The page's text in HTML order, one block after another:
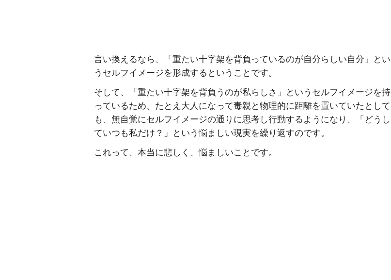
言い換えるなら、「重たい十字架を背負っているのが自分らしい自分」とい
うセルフイメージを形成するということです。
そして、「重たい十字架を背負うのが私らしさ」というセルフイメージを持
っているため、たとえ大人になって毒親と物理的に距離を置いていたとして
も、無自覚にセルフイメージの通りに思考し行動するようになり、「どうし
ていつも私だけ？」という悩ましい現実を繰り返すのです。
これって、本当に悲しく、悩ましいことです。